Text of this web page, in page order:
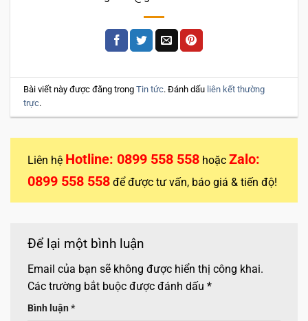
Bài viết này được đăng trongTin tức. Đánh dấu liên kết thường
trực.
Liên hệ Hotline: 0899 558 558 hoặc Zalo:
0899 558 558 để được tư vấn, báo giá & tiến độ!
Để lại một bình luận
Email của bạn sẽ không được hiển thị công khai.
Các trường bắt buộc được đánh dấu *
Bình luận *